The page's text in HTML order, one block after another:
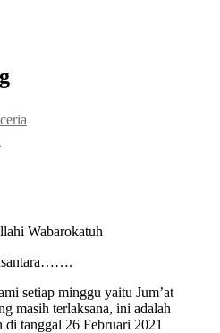
Wabarokatuh
setiap minggu yaitu Jum’at
masih terlaksana, ini adalah
di tanggal 26 Februari 2021